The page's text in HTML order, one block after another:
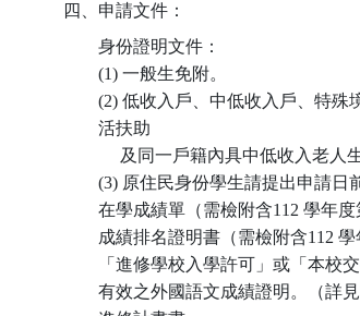
四、申請文件：
身份證明文件：
(1) 一般生免附。
(2) 低收入戶、中低收入戶、特殊
活扶助
及同一戶籍內具中低收入老人
(3) 原住民身份學生請提出申請日
在學成績單（需檢附含112 學年
成績排名證明書（需檢附含112
「進修學校入學許可」或「本校
有效之外國語文成績證明。（詳見